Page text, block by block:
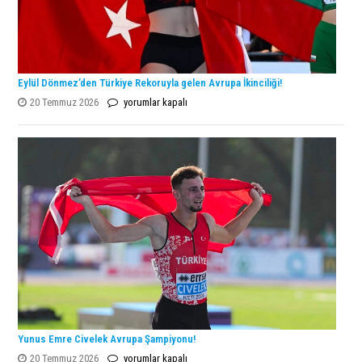
Eylül Dönmez’den Türkiye Rekoruyla gelen Avrupa İkinciliği!
20 Temmuz 2026
Eylül
Türkiye
gelen
Avrupa
İkinciliği!
yorumlar kapalı
Yunus Emre Civelek Avrupa Şampiyonu!
20 Temmuz 2026
Yunus
yorumlar kapalı